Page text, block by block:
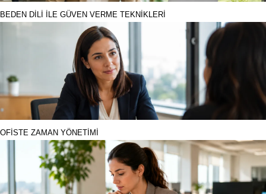
BEDEN DİLİ İLE GÜVEN VERME TEKNİKLERİ
OFİSTE ZAMAN YÖNETİMİ